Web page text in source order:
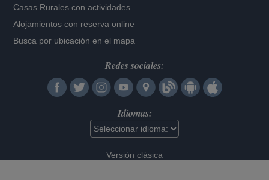
Casas Rurales con actividades
Alojamientos con reserva online
Busca por ubicación en el mapa
Redes sociales:
Idiomas:
Versión clásica